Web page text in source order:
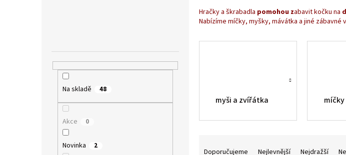
Na skladě 48
Akce 0
Novinka 2
Hračky a škrabadla pomohou zabavit kočku na
Nabízíme míčky, myšky, mávátka a jiné zábavné
myši a zvířátka
Doporučujeme Nejlevnější Nejdražší